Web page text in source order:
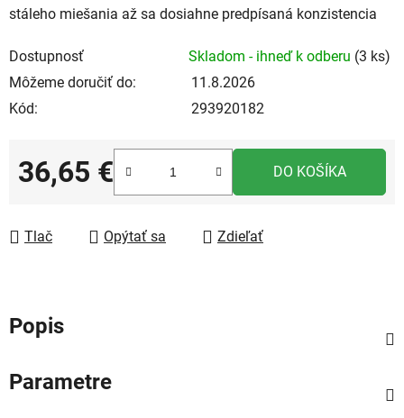
stáleho miešania až sa dosiahne predpísaná konzistencia
Dostupnosť Skladom - ihneď k odberu (3 ks)
Môžeme doručiť do:
11.8.2026
Kód:
293920182
36,65 €
Jednotková cena:
DO KOŠÍKA
Tlač Opýtať sa Zdieľať
Popis
Parametre